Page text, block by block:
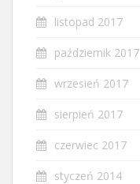
listopad 2017
październik 2017
wrzesień 2017
sierpień 2017
czerwiec 2017
styczeń 2014